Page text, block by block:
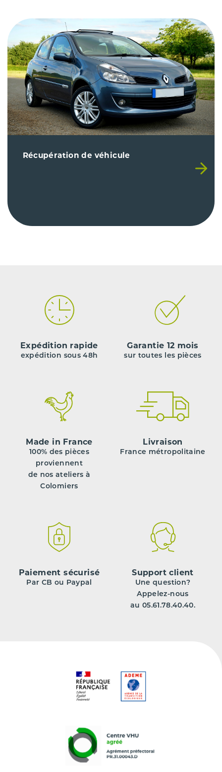
Récupération de véhicule
Expédition rapide
expédition sous 48h
Garantie 12 mois
sur toutes les pièces
Made in France
100% des pièces
proviennent
de nos ateliers à
Colomiers
Livraison
France métropolitaine
Paiement sécurisé
Par CB ou Paypal
Support client
Une question?
Appelez-nous
au 05.61.78.40.40.